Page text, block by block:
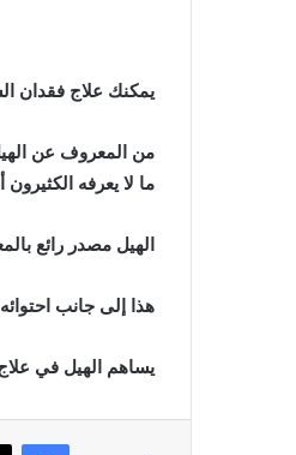
يمكنك علاج فقدان
من المعروف عن
ما لا يعرفه
الهيل مصدر رائع
هذا إلى جانب احتوائه على
يساهم الهيل في